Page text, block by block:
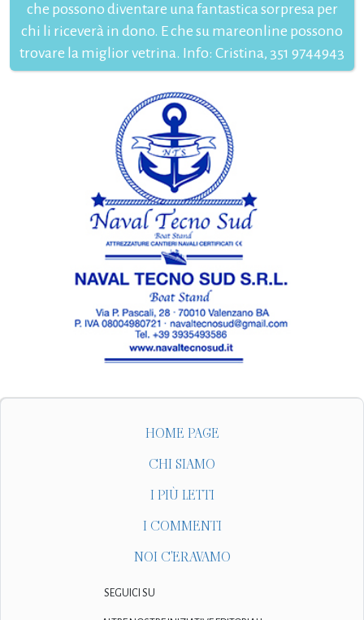
che possono diventare una fantastica sorpresa per
chi li riceverà in dono. E che su mareonline possono
trovare la miglior vetrina. Info: Cristina, 351 9744943
HOME PAGE
CHI SIAMO
I PIÙ LETTI
I COMMENTI
NOI C'ERAVAMO
SEGUICI SU